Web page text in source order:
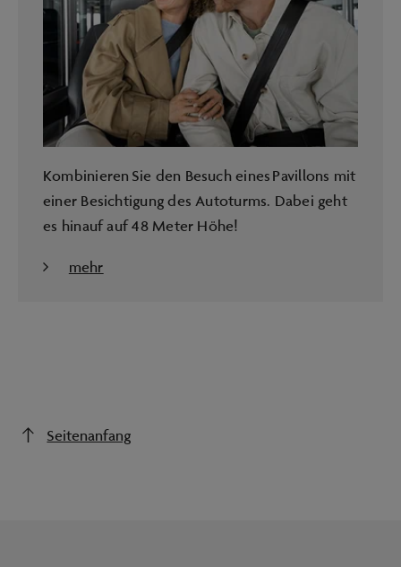
Kombinieren Sie den Besuch eines Pavillons mit
einer Besichtigung des Autoturms. Dabei geht
es hinauf auf 48 Meter Höhe!
mehr
Seitenanfang